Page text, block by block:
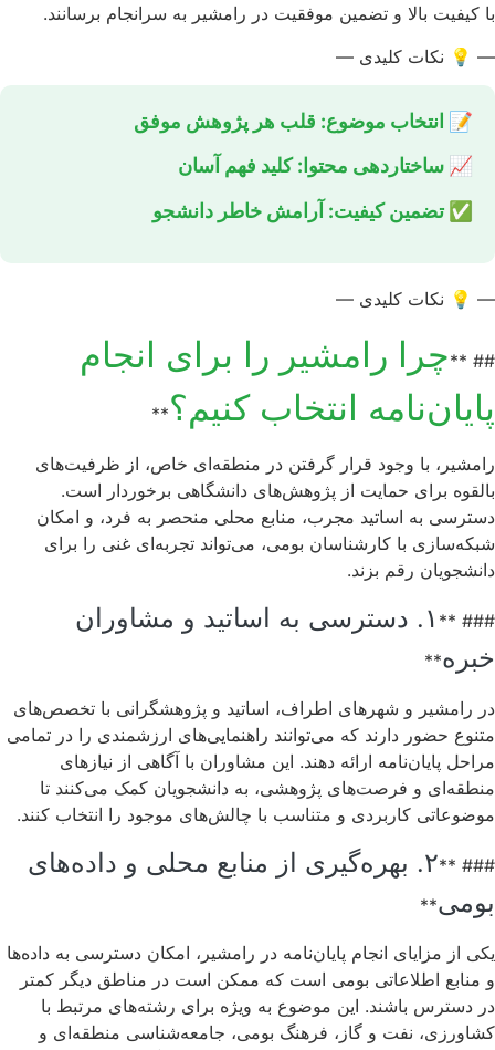
با کیفیت بالا و تضمین موفقیت در رامشیر به سرانجام برسانند.
— 💡 نکات کلیدی —
📝 انتخاب موضوع: قلب هر پژوهش موفق
📈 ساختاردهی محتوا: کلید فهم آسان
✅ تضمین کیفیت: آرامش خاطر دانشجو
— 💡 نکات کلیدی —
## **چرا رامشیر را برای انجام
پایان‌نامه انتخاب کنیم؟**
رامشیر، با وجود قرار گرفتن در منطقه‌ای خاص، از ظرفیت‌های
بالقوه برای حمایت از پژوهش‌های دانشگاهی برخوردار است.
دسترسی به اساتید مجرب، منابع محلی منحصر به فرد، و امکان
شبکه‌سازی با کارشناسان بومی، می‌تواند تجربه‌ای غنی را برای
دانشجویان رقم بزند.
### **
۱. دسترسی به اساتید و مشاوران
خبره**
در رامشیر و شهرهای اطراف، اساتید و پژوهشگرانی با تخصص‌های
متنوع حضور دارند که می‌توانند راهنمایی‌های ارزشمندی را در تمامی
مراحل پایان‌نامه ارائه دهند. این مشاوران با آگاهی از نیازهای
منطقه‌ای و فرصت‌های پژوهشی، به دانشجویان کمک می‌کنند تا
موضوعاتی کاربردی و متناسب با چالش‌های موجود را انتخاب کنند.
### **
۲. بهره‌گیری از منابع محلی و داده‌های
بومی**
یکی از مزایای انجام پایان‌نامه در رامشیر، امکان دسترسی به داده‌ها
و منابع اطلاعاتی بومی است که ممکن است در مناطق دیگر کمتر
در دسترس باشند. این موضوع به ویژه برای رشته‌های مرتبط با
کشاورزی، نفت و گاز، فرهنگ بومی، جامعه‌شناسی منطقه‌ای و